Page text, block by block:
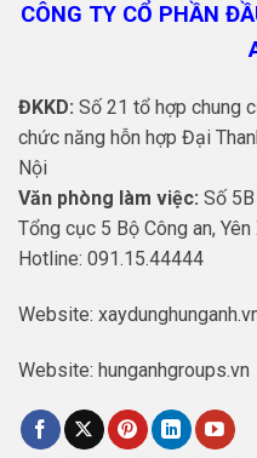
CÔNG TY CỔ PHẦN
ĐKKD: Số 21 tổ hợp chung
chức năng hỗn hợp Đại
Nội
Văn phòng làm việc: Số
Tổng cục 5 Bộ Công an,
Hotline: 091.15.44444
Website:
Website: hunganhgroups.vn